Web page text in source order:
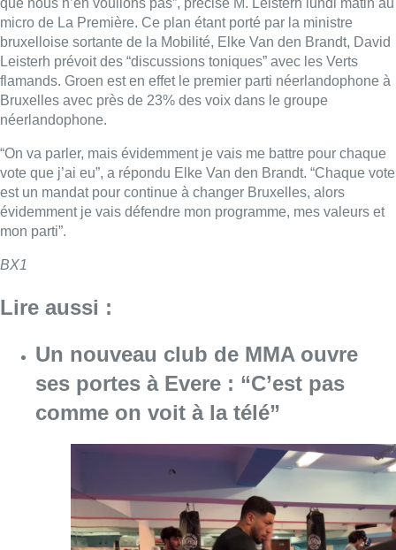
BX1
Lire aussi :
Un nouveau club de MMA ouvre
ses portes à Evere : “C’est pas
comme on voit à la télé”
08 août 2026Consulter l'article "Un nouveau club de